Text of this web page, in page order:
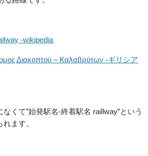
-wikipedia
Διακοπτού – Καλαβρύτων -ギリシア
くて”始発駅名-終着駅名 raillway”という
ます。